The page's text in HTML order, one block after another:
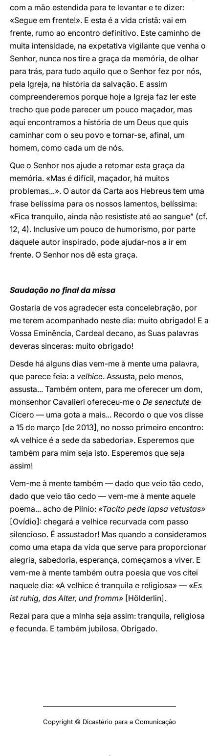
com a mão estendida para te levantar e te dizer:
«Segue em frente!». E esta é a vida cristã: vai em
frente, rumo ao encontro definitivo. Este caminho de
muita intensidade, na expetativa vigilante que venha o
Senhor, nunca nos tire a graça da memória, de olhar
para trás, para tudo aquilo que o Senhor fez por nós,
pela Igreja, na história da salvação. E assim
compreenderemos porque hoje a Igreja faz ler este
trecho que pode parecer um pouco maçador, mas
aqui encontramos a história de um Deus que quis
caminhar com o seu povo e tornar-se, afinal, um
homem, como cada um de nós.
Que o Senhor nos ajude a retomar esta graça da
memória. «Mas é difícil, maçador, há muitos
problemas...». O autor da Carta aos Hebreus tem uma
frase belíssima para os nossos lamentos, belíssima:
«Fica tranquilo, ainda não resististe até ao sangue” (cf.
12, 4). Inclusive um pouco de humorismo, por parte
daquele autor inspirado, pode ajudar-nos a ir em
frente. O Senhor nos dê esta graça.
Saudação no final da missa
Gostaria de vos agradecer esta concelebração, por
me terem acompanhado neste dia: muito obrigado! E a
Vossa Eminência, Cardeal decano, as Suas palavras
deveras sinceras: muito obrigado!
Desde há alguns dias vem-me à mente uma palavra,
que parece feia: a velhice. Assusta, pelo menos,
assusta... Também ontem, para me oferecer um dom,
monsenhor Cavalieri ofereceu-me o De senectute de
Cícero — uma gota a mais... Recordo o que vos disse
a 15 de março [de 2013], no nosso primeiro encontro:
«A velhice é a sede da sabedoria». Esperemos que
também para mim seja isto. Esperemos que seja
assim!
Vem-me à mente também — dado que veio tão cedo,
dado que veio tão cedo — vem-me à mente aquele
poema... acho de Plínio: «Tacito pede lapsa vetustas»
[Ovídio]: chegará a velhice recurvada com passo
silencioso. É assustador! Mas quando a consideramos
como uma etapa da vida que serve para proporcionar
alegria, sabedoria, esperança, começamos a viver. E
vem-me à mente também outra poesia que vos citei
naquele dia: «A velhice é tranquila e religiosa» — «Es
ist ruhig, das Alter, und fromm» [Hölderlin].
Rezai para que a minha seja assim: tranquila, religiosa
e fecunda. E também jubilosa. Obrigado.
Copyright © Dicastério para a Comunicação